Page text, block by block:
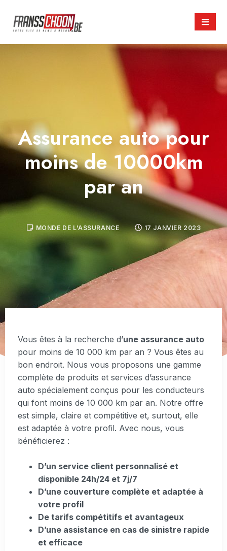
Assurance auto pour
moins de 10000km
par an
MONDE DE L'ASSURANCE 17 JANVIER 2023
Vous êtes à la recherche d’une assurance auto
pour moins de 10 000 km par an ? Vous êtes au
bon endroit. Nous vous proposons une gamme
complète de produits et services d’assurance
auto spécialement conçus pour les conducteurs
qui font moins de 10 000 km par an. Notre offre
est simple, claire et compétitive et, surtout, elle
est adaptée à votre profil. Avec nous, vous
bénéficierez :
D’un service client personnalisé et
disponible 24h/24 et 7j/7
D’une couverture complète et adaptée à
votre profil
De tarifs compétitifs et avantageux
D’une assistance en cas de sinistre rapide
et efficace